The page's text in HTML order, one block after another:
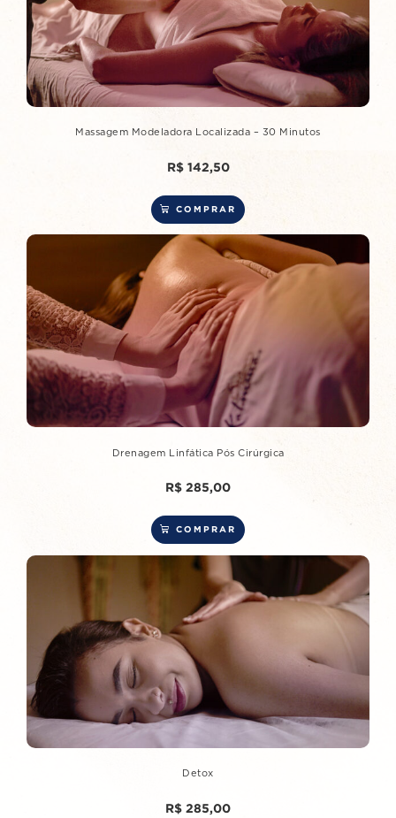
Massagem Modeladora Localizada – 30 Minutos
R$142,50
COMPRAR
Drenagem Linfática Pós Cirúrgica
R$ 285,00
COMPRAR
Detox
R$ 285,00